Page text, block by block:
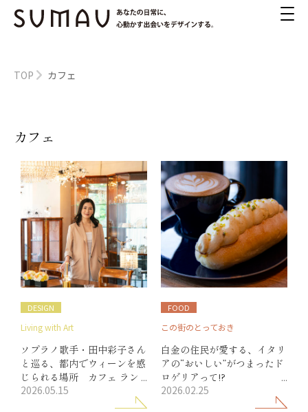
TOP カフェ
カフェ
DESIGN
Living with Art
ソプラノ歌手・田中彩子さん
と巡る、都内でウィーンを感
じられる場所 カフェ ラン
トマン 青山店／ロブマイヤ
2026.05.15
FOOD
この街のとっておき
白金の住民が愛する、イタリ
アの“おいしい”がつまったド
ロゲリアって!?
白金・カフェ／ Drogheria
Sancricca（ドロゲリア サン
2026.02.25